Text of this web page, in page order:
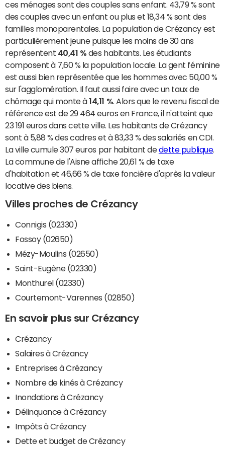
ces ménages sont des couples sans enfant. 43,79 % sont
des couples avec un enfant ou plus et 18,34 % sont des
familles monoparentales. La population de Crézancy est
particulièrement jeune puisque les moins de 30 ans
représentent 40,41 % des habitants. Les étudiants
composent à 7,60 % la population locale. La gent féminine
est aussi bien représentée que les hommes avec 50,00 %
sur l'agglomération. Il faut aussi faire avec un taux de
chômage qui monte à14,11 %. Alors que le revenu fiscal de
référence est de 29 464 euros en France, il n'atteint que
23 191 euros dans cette ville. Les habitants de Crézancy
sont à 5,88 % des cadres et à 83,33 % des salariés en CDI.
La ville cumule 307 euros par habitant dedette publique.
La commune de l'Aisne affiche 20,61 % de taxe
d'habitation et 46,66 % de taxe foncière d'après la valeur
locative des biens.
Villes proches de Crézancy
Connigis (02330)
Fossoy (02650)
Mézy-Moulins (02650)
Saint-Eugène (02330)
Monthurel (02330)
Courtemont-Varennes (02850)
En savoir plus sur Crézancy
Crézancy
Salaires à Crézancy
Entreprises à Crézancy
Nombre de kinés à Crézancy
Inondations à Crézancy
Délinquance à Crézancy
Impôts à Crézancy
Dette et budget de Crézancy